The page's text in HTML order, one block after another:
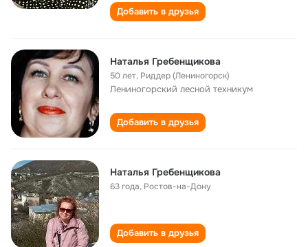
Добавить в друзья
Наталья Гребенщикова
50 лет, Риддер (Лениногорск)
Лениногорский лесной техникум
Добавить в друзья
Наталья Гребенщикова
63 года, Ростов-на-Дону
Добавить в друзья